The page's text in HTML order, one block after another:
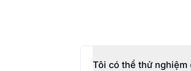
Tôi có thể thử